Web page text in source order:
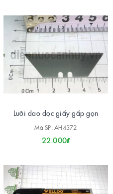
Lưỡi dao dọc giấy gấp gọn
Mã SP: AH4372
22.000₫